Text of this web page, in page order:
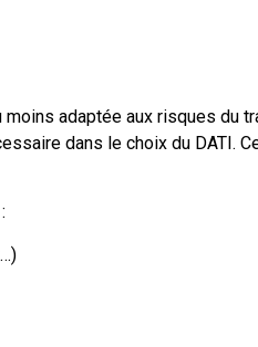
adaptée aux risques du
dans le choix du DATI.